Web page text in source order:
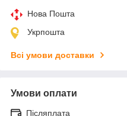
Нова Пошта
Укрпошта
Всі умови доставки
Умови оплати
Післяплата